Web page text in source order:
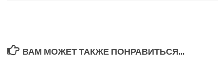
ВАМ МОЖЕТ ТАКЖЕ ПОНРАВИТЬСЯ...